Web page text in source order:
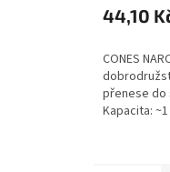
44,10
CONES
přenese do
Kapacita: